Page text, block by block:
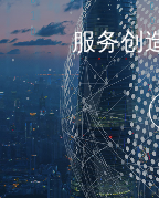
服务创